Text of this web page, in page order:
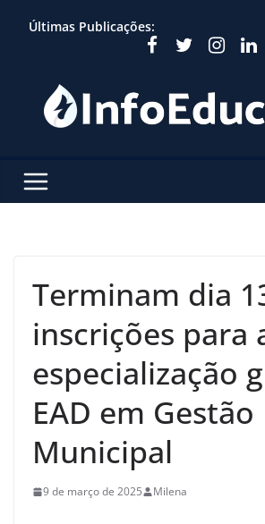
Últimas Publicações:
Terminam dia
inscrições para
especialização
EAD em
Municipal
9 de março de 2025 Milena